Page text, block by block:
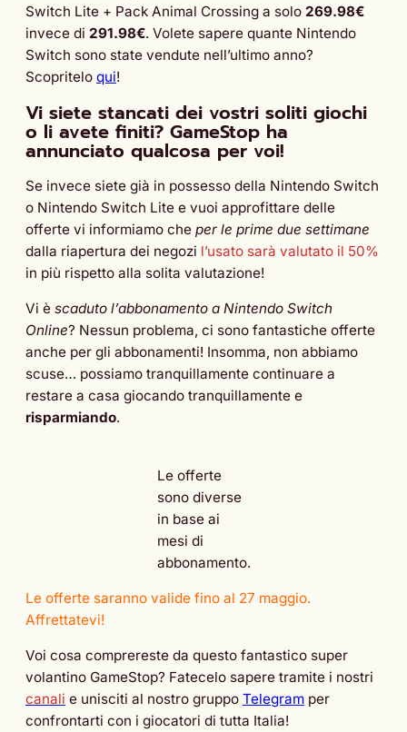
Switch Lite + Pack Animal Crossing a solo 269.98€
invece di 291.98€. Volete sapere quante Nintendo
Switch sono state vendute nell’ultimo anno?
Scopritelo qui!
Vi siete stancati dei vostri soliti giochi
o li avete finiti? GameStop ha
annunciato qualcosa per voi!
Se invece siete già in possesso della Nintendo Switch
o Nintendo Switch Lite e vuoi approfittare delle
offerte vi informiamo che per le prime due settimane
dalla riapertura dei negozi l’usato sarà valutato il 50%
in più rispetto alla solita valutazione!
Vi è scaduto l’abbonamento a Nintendo Switch
Online? Nessun problema, ci sono fantastiche offerte
anche per gli abbonamenti! Insomma, non abbiamo
scuse… possiamo tranquillamente continuare a
restare a casa giocando tranquillamente e
risparmiando.
Le offerte
sono diverse
in base ai
mesi di
abbonamento.
Le offerte saranno valide fino al 27 maggio.
Affrettatevi!
Voi cosa comprereste da questo fantastico super
volantino GameStop? Fatecelo sapere tramite i nostri
canali e unisciti al nostro gruppo Telegram per
confrontarti con i giocatori di tutta Italia!